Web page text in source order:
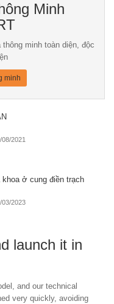
Minh
minh toàn diện, độc
minh
2021
ở cung điền trạch
03/2023
launch it in
and our technical
very quickly, avoiding